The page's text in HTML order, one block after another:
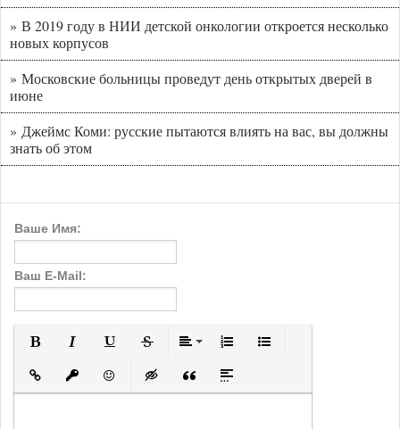
» В 2019 году в НИИ детской онкологии откроется несколько
новых корпусов
» Московские больницы проведут день открытых дверей в
июне
» Джеймс Коми: русские пытаются влиять на вас, вы должны
знать об этом
Ваше Имя:
Ваш E-Mail:
Вставить ссылку
Вставить защищенную ссылку
Вставить смайлик
Вставка скрытого текста
Вставка цитаты
Вставка спойлера